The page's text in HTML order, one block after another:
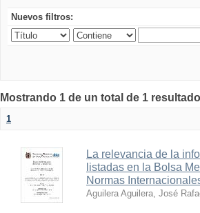
Nuevos filtros:
Mostrando 1 de un total de 1
1
La relevancia de la
listadas en la Bolsa
Normas
Aguilera Aguilera, José